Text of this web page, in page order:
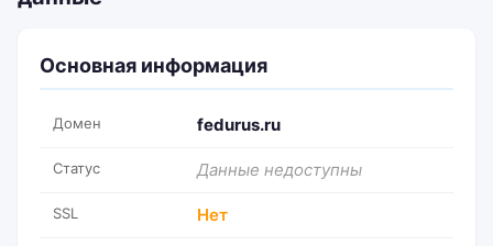
Основная информация
Домен fedurus.ru
Статус Данные недоступны
SSL Нет